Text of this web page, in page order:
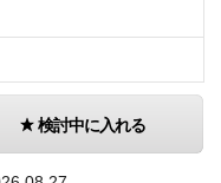
検討中に入れる